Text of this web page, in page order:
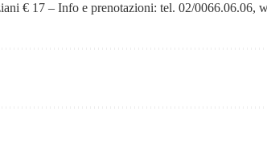
€ 17 – Info e prenotazioni: tel. 02/0066.06.06,